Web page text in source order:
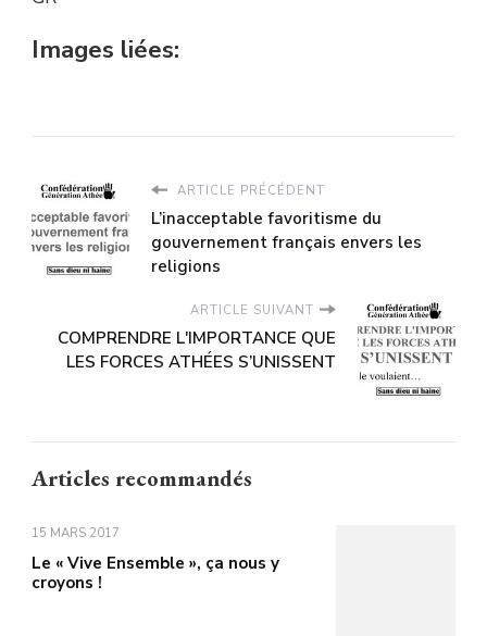
Images liées:
ARTICLE PRÉCÉDENT
L’inacceptable favoritisme du
gouvernement français envers les
religions
ARTICLE SUIVANT
COMPRENDRE L'IMPORTANCE QUE
LES FORCES ATHÉES S’UNISSENT
Articles recommandés
15 MARS 2017
Le « Vive Ensemble », ça nous y
croyons !